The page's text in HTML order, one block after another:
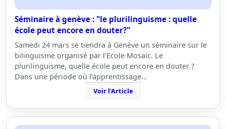
Séminaire à genève : "le plurilinguisme : quelle
école peut encore en douter?"
Samedi 24 mars se tiendra à Genève un séminaire sur le
bilinguisme organisé par l’Ecole Mosaic. Le
plurilinguisme, quelle école peut encore en douter ?
Dans une période où l’apprentissage…
Voir l'Article